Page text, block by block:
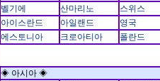
벨기에
산마리노
스위스
아이스란드
아일랜드
영국
에스토니아
크로아티아 폴란드
◈ 아시아 ◈